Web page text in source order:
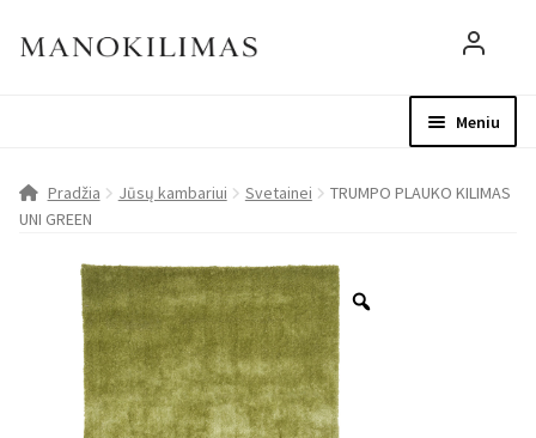
Meniu
Patarimai
Apie mus
Pradžia Jūsų kambariui Svetainei
TRUMPO PLAUKO KILIMAS
UNI GREEN